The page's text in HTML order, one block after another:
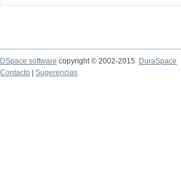
DSpace software copyright © 2002-2015
DuraSpace
Contacto
Sugerencias